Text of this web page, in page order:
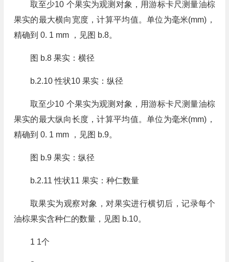
取至少10 个果实为观测对象，用游标卡尺测量油棕
果实的最大横向宽度，计算平均值。单位为毫米(mm)，
精确到 0. 1 mm ，见图 b.8。
图 b.8 果实：横径
b.2.10 性状10 果实：纵径
取至少10 个果实为观测对象，用游标卡尺测量油棕
果实的最大纵向长度，计算平均值。单位为毫米(mm)，
精确到 0. 1 mm ，见图 b.9。
图 b.9 果实：纵径
b.2.11 性状11 果实：种仁数量
取果实为观察对象，对果实进行横切后，记录每个
油棕果实含种仁的数量，见图 b.10。
1 1个